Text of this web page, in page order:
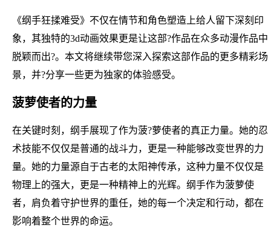
《纲手狂揉难受》不仅在情节和角色塑造上给人留下深刻印
象，其独特的3d动画效果更是让这部?作品在众多动漫作品中
脱颖而出?。本文将继续带您深入探索这部作品的更多精彩场
景，并?分享一些更为独家的体验感受。
菠萝使者的力量
在关键时刻，纲手展现了作为菠?萝使者的真正力量。她的忍
术技能不仅仅是普通的战斗力，更是一种能够改变世界的力
量。她的力量源自于古老的太阳神传承，这种力量不仅仅是
物理上的强大，更是一种精神上的光辉。纲手作为菠萝使
者，肩负着守护世界的重任，她的每一个决定和行动，都在
影响着整个世界的命运。